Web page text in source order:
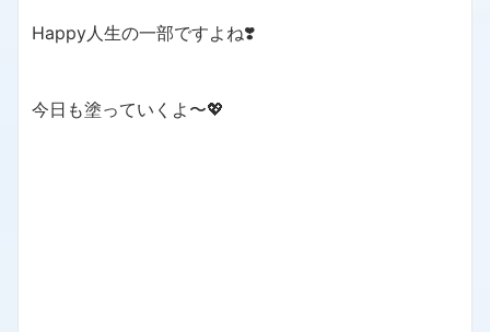
Happy人生の一部ですよね❣️
今日も塗っていくよ〜💖